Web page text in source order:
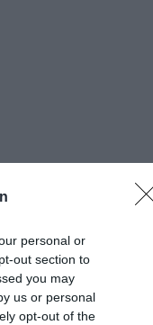
personal or
out section to
you may
us or personal
opt-out of the